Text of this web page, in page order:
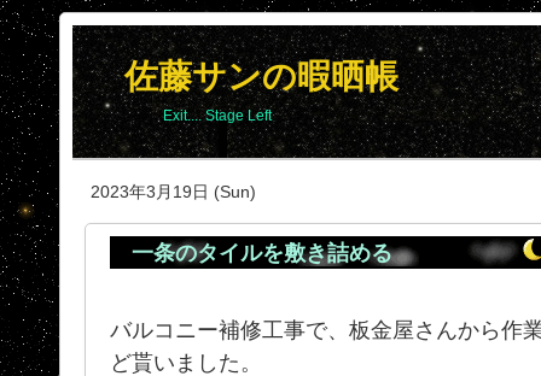
佐藤サンの暇晒帳
Exit.... Stage Left
2023年3月19日 (Sun)
一条のタイルを敷き詰める
バルコニー補修工事で、板金屋さんから作
ど貰いました。